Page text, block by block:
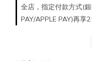
全店，指定付款方式(
PAY/APPLE PAY)再享